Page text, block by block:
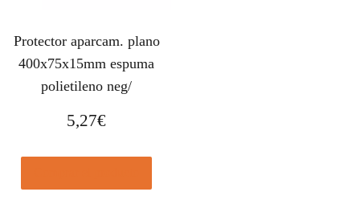
Protector aparcam. plano
400x75x15mm espuma
polietileno neg/
5,27€